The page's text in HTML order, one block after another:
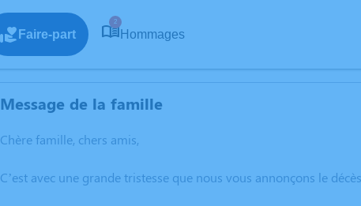
Faire-part
2
Hommages
Message de la famille
Chère famille, chers amis,
C’est avec une grande tristesse que nous vous annonçons le